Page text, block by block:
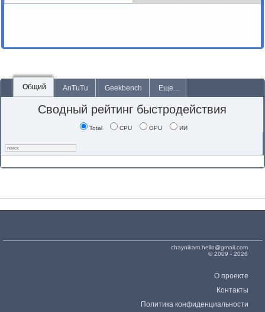
Общий AnTuTu Geekbench Еще...
Сводный рейтинг быстродействия
Total CPU GPU ИИ
chaynikam.hello@gmail.com
© 2009 - 2026
О проекте
Контакты
Политика конфиденциальности